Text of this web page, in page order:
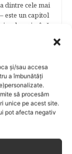
și/sau accesa
a îmbunătăți
să procesăm
unice pe acest site.
pot afecta negativ
dintre cele mai
este un capitol
an şi până
anume să
în aşa fel
este un capitol
în aşa fel
FAMILIA –
o serie
– este un
țării. ÎNVAŢĂ
prevenire a
atât viaţa